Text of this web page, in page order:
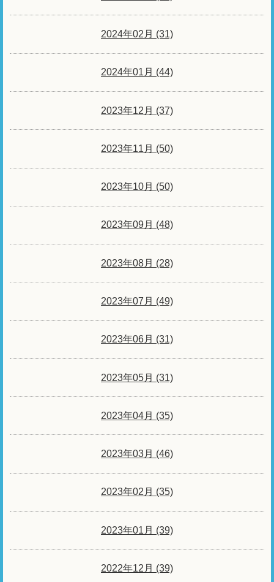
2024年02月 (31)
2024年01月 (44)
2023年12月 (37)
2023年11月 (50)
2023年10月 (50)
2023年09月 (48)
2023年08月 (28)
2023年07月 (49)
2023年06月 (31)
2023年05月 (31)
2023年04月 (35)
2023年03月 (46)
2023年02月 (35)
2023年01月 (39)
2022年12月 (39)